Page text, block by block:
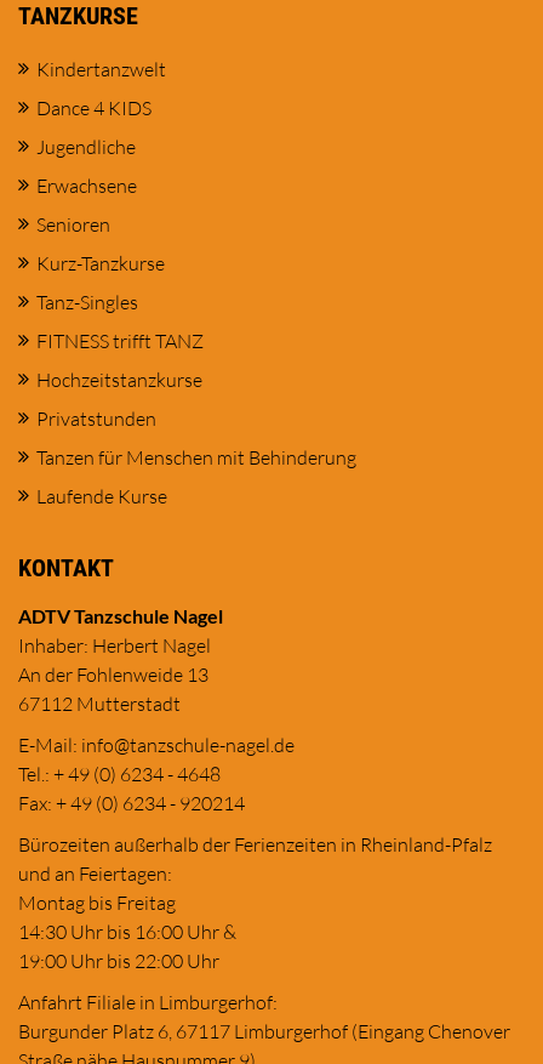
TANZKURSE
Kindertanzwelt
Dance 4 KIDS
Jugendliche
Erwachsene
Senioren
Kurz-Tanzkurse
Tanz-Singles
FITNESS trifft TANZ
Hochzeitstanzkurse
Privatstunden
Tanzen für Menschen mit Behinderung
Laufende Kurse
KONTAKT
ADTV Tanzschule Nagel
Inhaber: Herbert Nagel
An der Fohlenweide 13
67112 Mutterstadt
E-Mail: info@tanzschule-nagel.de
Tel.: + 49 (0) 6234 - 4648
Fax: + 49 (0) 6234 - 920214
Bürozeiten außerhalb der Ferienzeiten in Rheinland-Pfalz
und an Feiertagen:
Montag bis Freitag
14:30 Uhr bis 16:00 Uhr &
19:00 Uhr bis 22:00 Uhr
Anfahrt Filiale in Limburgerhof:
Burgunder Platz 6, 67117 Limburgerhof (Eingang Chenover